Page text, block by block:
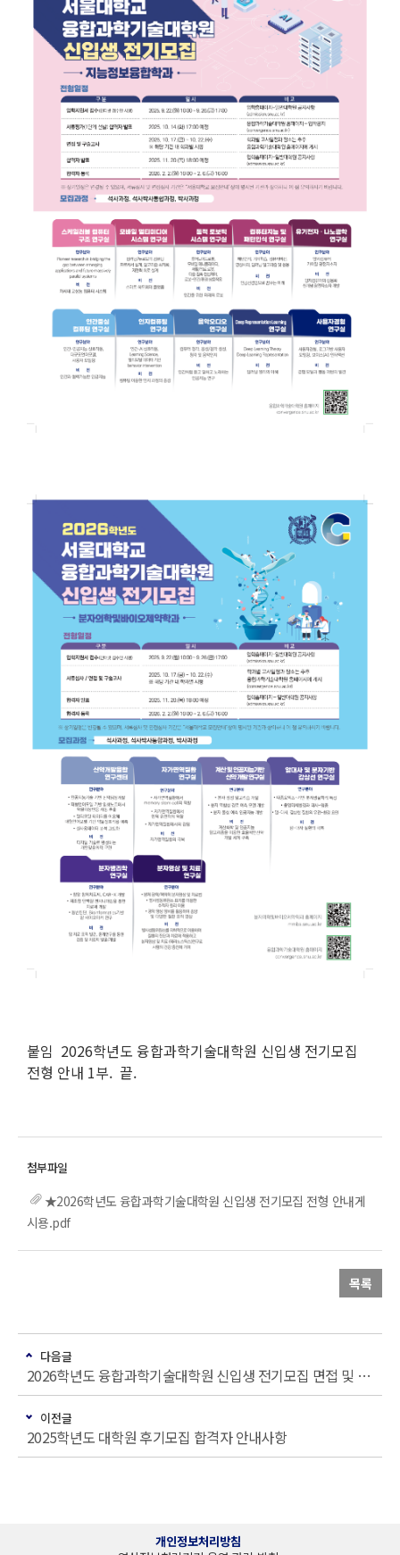
붙임 2026학년도 융합과학기술대학원 신입생 전기모집
전형 안내 1부. 끝.
★2026학년도 융합과학기술대학원 신입생 전기모집 전형 안내게
시용.pdf
목록
다음글
2026학년도 융합과학기술대학원 신입생 전기모집 면접 및 구술고사 일정 사전 공지
이전글
2025학년도 대학원 후기모집 합격자 안내사항
개인정보처리방침